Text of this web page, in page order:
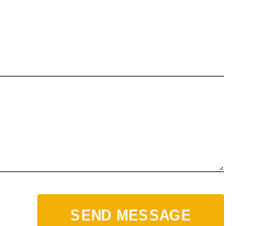
SEND MESSAGE